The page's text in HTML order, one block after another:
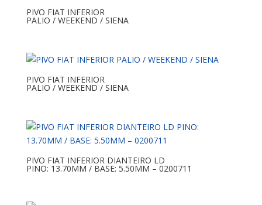
PIVO FIAT INFERIOR
PALIO / WEEKEND / SIENA
PIVO FIAT INFERIOR
PALIO / WEEKEND / SIENA
PIVO FIAT INFERIOR DIANTEIRO LD
PINO: 13.70MM / BASE: 5.50MM – 0200711